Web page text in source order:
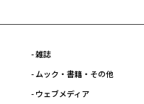
- 雑誌
- ムック・書籍・その他
- ウェブメディア